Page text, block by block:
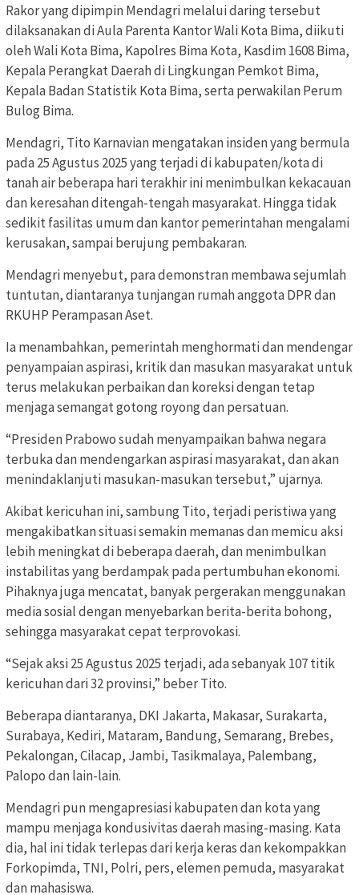
Rakor yang dipimpin Mendagri melalui daring tersebut
dilaksanakan di Aula Parenta Kantor Wali Kota Bima, diikuti
oleh Wali Kota Bima, Kapolres Bima Kota, Kasdim 1608 Bima,
Kepala Perangkat Daerah di Lingkungan Pemkot Bima,
Kepala Badan Statistik Kota Bima, serta perwakilan Perum
Bulog Bima.
Mendagri, Tito Karnavian mengatakan insiden yang bermula
pada 25 Agustus 2025 yang terjadi di kabupaten/kota di
tanah air beberapa hari terakhir ini menimbulkan kekacauan
dan keresahan ditengah-tengah masyarakat. Hingga tidak
sedikit fasilitas umum dan kantor pemerintahan mengalami
kerusakan, sampai berujung pembakaran.
Mendagri menyebut, para demonstran membawa sejumlah
tuntutan, diantaranya tunjangan rumah anggota DPR dan
RKUHP Perampasan Aset.
Ia menambahkan, pemerintah menghormati dan mendengar
penyampaian aspirasi, kritik dan masukan masyarakat untuk
terus melakukan perbaikan dan koreksi dengan tetap
menjaga semangat gotong royong dan persatuan.
“Presiden Prabowo sudah menyampaikan bahwa negara
terbuka dan mendengarkan aspirasi masyarakat, dan akan
menindaklanjuti masukan-masukan tersebut,” ujarnya.
Akibat kericuhan ini, sambung Tito, terjadi peristiwa yang
mengakibatkan situasi semakin memanas dan memicu aksi
lebih meningkat di beberapa daerah, dan menimbulkan
instabilitas yang berdampak pada pertumbuhan ekonomi.
Pihaknya juga mencatat, banyak pergerakan menggunakan
media sosial dengan menyebarkan berita-berita bohong,
sehingga masyarakat cepat terprovokasi.
“Sejak aksi 25 Agustus 2025 terjadi, ada sebanyak 107 titik
kericuhan dari 32 provinsi,” beber Tito.
Beberapa diantaranya, DKI Jakarta, Makasar, Surakarta,
Surabaya, Kediri, Mataram, Bandung, Semarang, Brebes,
Pekalongan, Cilacap, Jambi, Tasikmalaya, Palembang,
Palopo dan lain-lain.
Mendagri pun mengapresiasi kabupaten dan kota yang
mampu menjaga kondusivitas daerah masing-masing. Kata
dia, hal ini tidak terlepas dari kerja keras dan kekompakkan
Forkopimda, TNI, Polri, pers, elemen pemuda, masyarakat
dan mahasiswa.